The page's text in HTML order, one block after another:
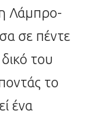
Λάμπρο-
σε πέντε
του
το
ένα